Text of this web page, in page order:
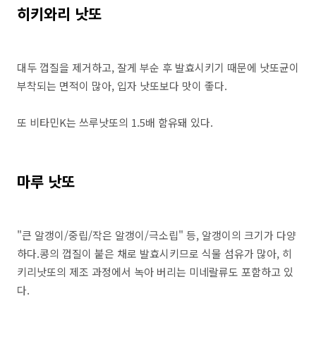
히키와리 낫또
대두 껍질을 제거하고, 잘게 부순 후 발효시키기 때문에 낫또균이
부착되는 면적이 많아, 입자 낫또보다 맛이 좋다.
또 비타민K는 쓰루낫또의 1.5배 함유돼 있다.
마루 낫또
"큰 알갱이/중립/작은 알갱이/극소립" 등, 알갱이의 크기가 다양
하다.콩의 껍질이 붙은 채로 발효시키므로 식물 섬유가 많아, 히
키리낫또의 제조 과정에서 녹아 버리는 미네랄류도 포함하고 있
다.